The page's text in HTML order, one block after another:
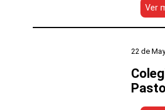
Ver
22 de